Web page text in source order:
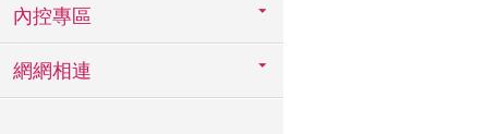
內控專區
網網相連